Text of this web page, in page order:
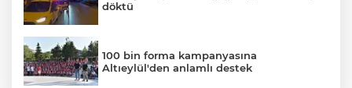
döktü
100 bin forma kampanyasına
Altıeylül'den anlamlı destek